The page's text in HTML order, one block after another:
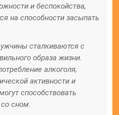
и беспокойства,
на способности засыпать
сталкиваются с
образа жизни.
алкоголя,
активности и
способствовать
сном.